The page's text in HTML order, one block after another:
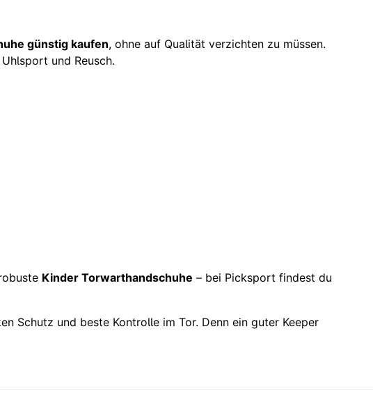
günstig kaufen, ohne auf Qualität verzichten zu müssen.
und Reusch.
Kinder Torwarthandschuhe – bei Picksport findest du
Schutz und beste Kontrolle im Tor. Denn ein guter Keeper